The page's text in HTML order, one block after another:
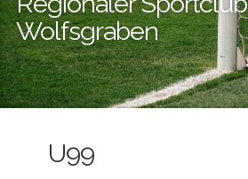
Wolfsgraben
U99